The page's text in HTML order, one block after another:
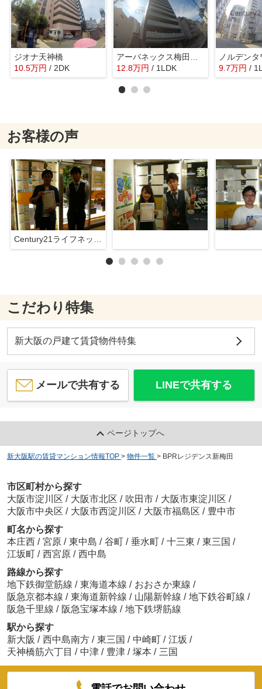
ジオナ天神橋
10.5万円 / 2DK
アーバネックス梅田中崎町2
12.8万円 / 1LDK 9.7万円 /
お客様の声
こだわり特集
新大阪の戸建て賃貸物件特集
メールで共有する LINEで共有する
ページトップへ
新大阪駅の賃貸マンション情報TOP > 物件一覧 > BPRレジデンス新梅田
市区町村から探す
大阪市淀川区 / 大阪市北区 / 吹田市 / 大阪市東淀川区 /
大阪市中央区 / 大阪市西淀川区 / 大阪市福島区 / 豊中市
町名から探す
本庄西 / 宮原 / 東中島 / 谷町 / 垂水町 / 十三東 / 東三国 /
江坂町 / 西宮原 / 西中島
路線から探す
地下鉄御堂筋線 / 東海道本線 / おおさか東線 /
阪急京都本線 / 東海道新幹線 / 山陽新幹線 / 地下鉄谷町線 /
阪急千里線 / 阪急宝塚本線 / 地下鉄堺筋線
駅から探す
新大阪 / 西中島南方 / 東三国 / 中崎町 / 江坂 /
天神橋筋六丁目 / 中津 / 豊津 / 塚本 / 三国